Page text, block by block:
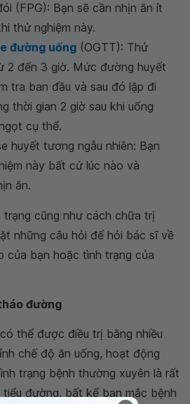
(FPG): Bạn sẽ cần nhịn ăn ít
thử nghiệm này.
đường uống (OGTT): Thử
​​2 đến 3 giờ. Mức đường huyết
tra ban đầu và sau đó lặp đi
thời gian 2 giờ sau khi uống
cụ thể.
huyết tương ngẫu nhiên: Bạn
này bất cứ lúc nào và
ăn.
cũng như cách chữa trị
những câu hỏi để hỏi bác sĩ về
của bạn hoặc tình trạng của
đường
thể được điều trị bằng nhiều
chế độ ăn uống, hoạt động
trạng bệnh thường xuyên là rất
đường, bất kể bạn mắc bệnh